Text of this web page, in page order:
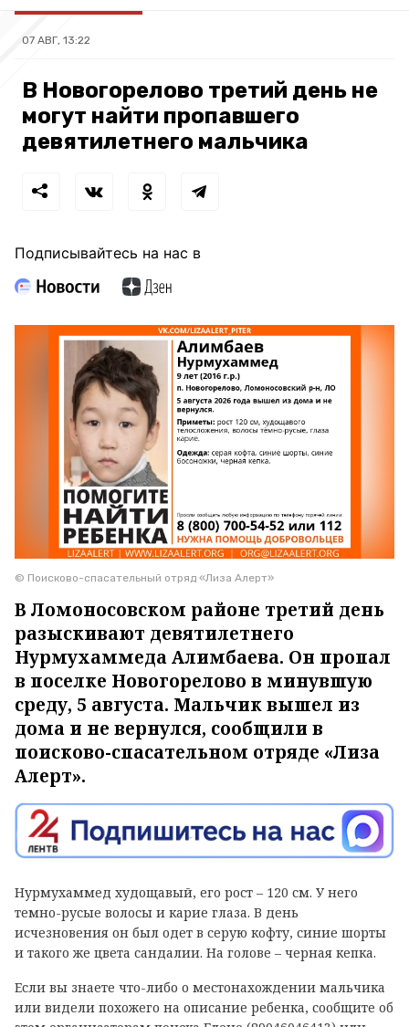
07 АВГ, 13:22
В Новогорелово третий день не
могут найти пропавшего
девятилетнего мальчика
Подписывайтесь на нас в
© Поисково-спасательный отряд «Лиза Алерт»
В Ломоносовском районе третий день
разыскивают девятилетнего
Нурмухаммеда Алимбаева. Он пропал
в поселке Новогорелово в минувшую
среду, 5 августа. Мальчик вышел из
дома и не вернулся, сообщили в
поисково-спасательном отряде «Лиза
Алерт».
Нурмухаммед худощавый, его рост – 120 см. У него
темно-русые волосы и карие глаза. В день
исчезновения он был одет в серую кофту, синие шорты
и такого же цвета сандалии. На голове – черная кепка.
Если вы знаете что-либо о местонахождении мальчика
или видели похожего на описание ребенка, сообщите об